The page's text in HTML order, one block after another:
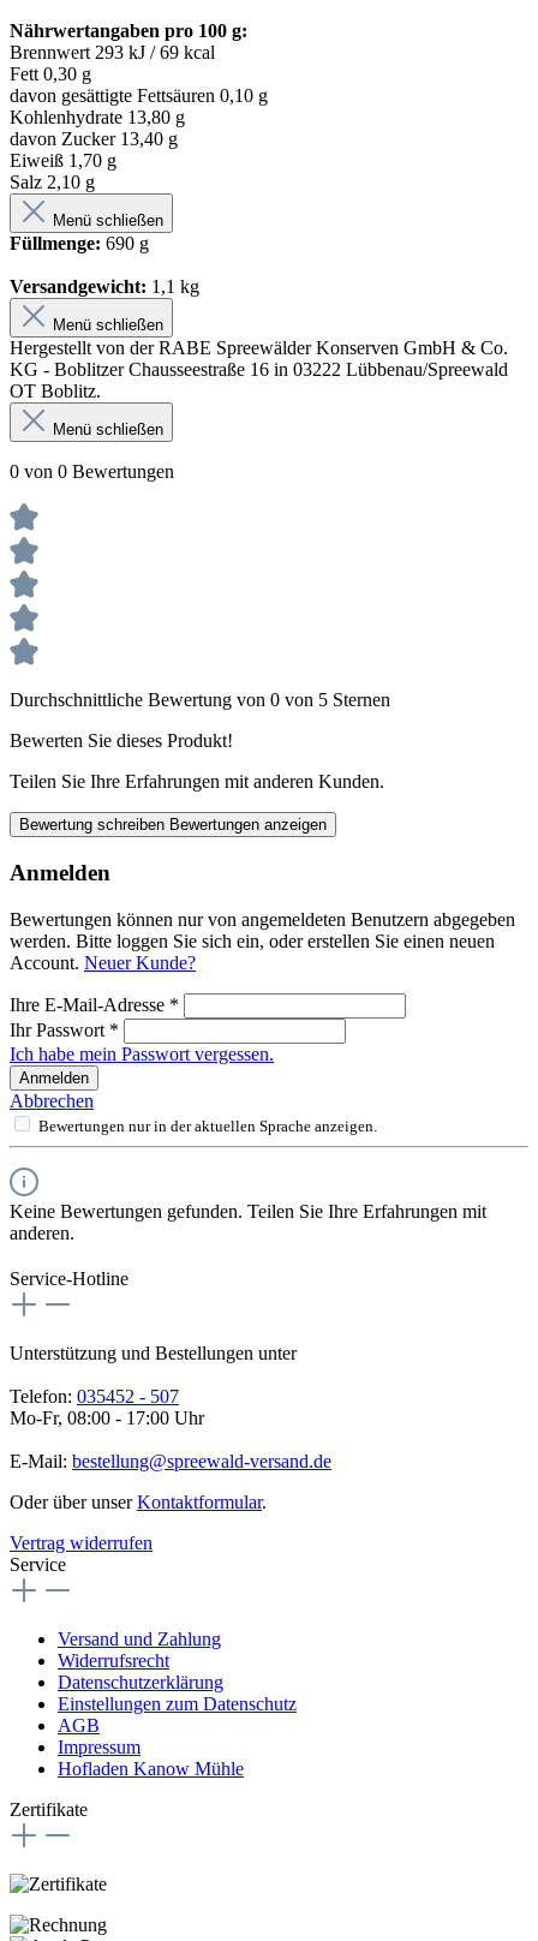
Nährwertangaben pro 100 g:
Brennwert 293 kJ / 69 kcal
Fett 0,30 g
davon gesättigte Fettsäuren 0,10 g
Kohlenhydrate 13,80 g
davon Zucker 13,40 g
Eiweiß 1,70 g
Salz 2,10 g
Menü schließen
Füllmenge: 690 g
Versandgewicht: 1,1 kg
Menü schließen
Hergestellt von der RABE Spreewälder Konserven GmbH & Co.
KG - Boblitzer Chausseestraße 16 in 03222 Lübbenau/Spreewald
OT Boblitz.
Menü schließen
0 von 0 Bewertungen
Durchschnittliche Bewertung von 0 von 5 Sternen
Bewerten Sie dieses Produkt!
Teilen Sie Ihre Erfahrungen mit anderen Kunden.
Bewertung schreiben Bewertungen anzeigen
Anmelden
Bewertungen können nur von angemeldeten Benutzern abgegeben
werden. Bitte loggen Sie sich ein, oder erstellen Sie einen neuen
Account. Neuer Kunde?
Ihre E-Mail-Adresse *
Ihr Passwort *
Ich habe mein Passwort vergessen.
Anmelden
Abbrechen
Bewertungen nur in der aktuellen Sprache anzeigen.
Keine Bewertungen gefunden. Teilen Sie Ihre Erfahrungen mit
anderen.
Service-Hotline
Unterstützung und Bestellungen unter
Telefon: 035452 - 507
Mo-Fr, 08:00 - 17:00 Uhr
E-Mail: bestellung@spreewald-versand.de
Oder über unserKontaktformular.
Vertrag widerrufen
Service
Versand und Zahlung
Widerrufsrecht
Datenschutzerklärung
Einstellungen zum Datenschutz
AGB
Impressum
Hofladen Kanow Mühle
Zertifikate